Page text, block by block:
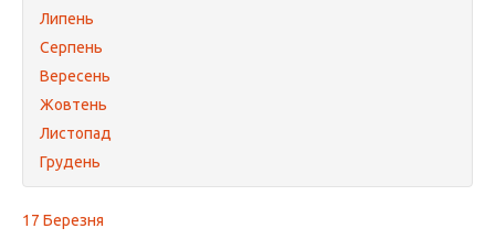
Липень
Серпень
Вересень
Жовтень
Листопад
Грудень
17 Березня